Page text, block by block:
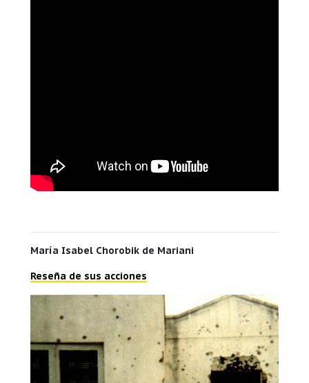
María Isabel Chorobik de Mariani
Reseña de sus acciones